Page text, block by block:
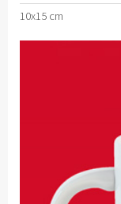
10x15 cm